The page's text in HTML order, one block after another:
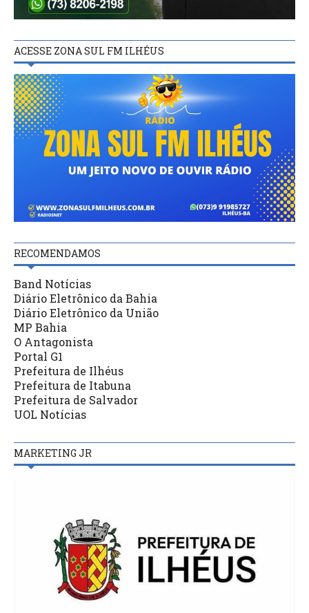
ACESSE ZONA SUL FM ILHÉUS
RECOMENDAMOS
Band Notícias
Diário Eletrônico da Bahia
Diário Eletrônico da União
MP Bahia
O Antagonista
Portal G1
Prefeitura de Ilhéus
Prefeitura de Itabuna
Prefeitura de Salvador
UOL Notícias
MARKETING JR